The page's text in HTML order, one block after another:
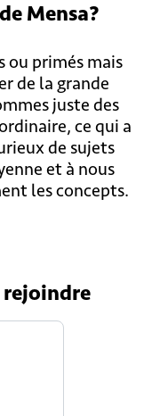
de Mensa?
ou primés mais
de la grande
juste des
ce qui a
de sujets
et à nous
les concepts.